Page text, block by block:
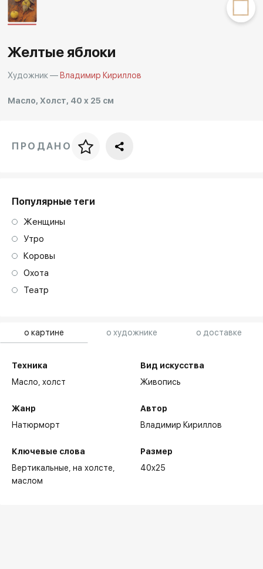
о картине о художнике о доставке
Техника
Масло,холст
Жанр
Натюрморт
Ключевые слова
Вертикальные на холсте
маслом
Вид искусства
Живопись
Автор
Владимир Кириллов
Размер
40x25
Желтые яблоки
Художник — Владимир Кириллов
Масло, Холст, 40 x 25 см
Цена за багет
ПРОДАНО
Популярные теги
Женщины
Утро
Коровы
Охота
Театр